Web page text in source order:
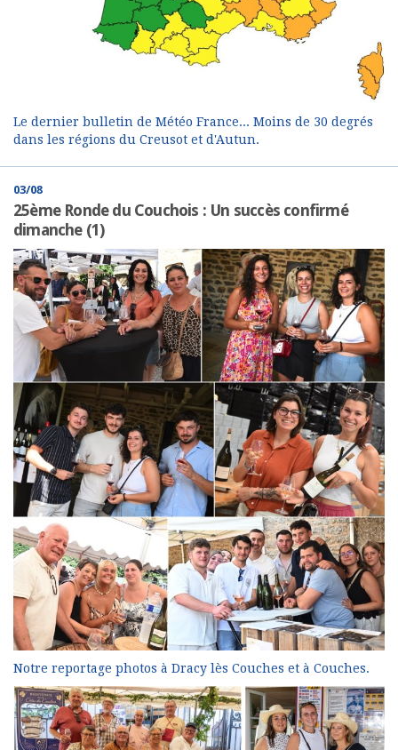
Le dernier bulletin de Météo France... Moins de 30 degrés
dans les régions du Creusot et d'Autun.
03/08
25ème Ronde du Couchois : Un succès confirmé
dimanche (1)
Notre reportage photos à Dracy lès Couches et à Couches.